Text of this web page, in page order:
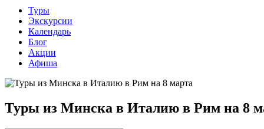
Туры
Экскурсии
Календарь
Блог
Акции
Афиша
Туры из Минска в Италию в Рим на 8